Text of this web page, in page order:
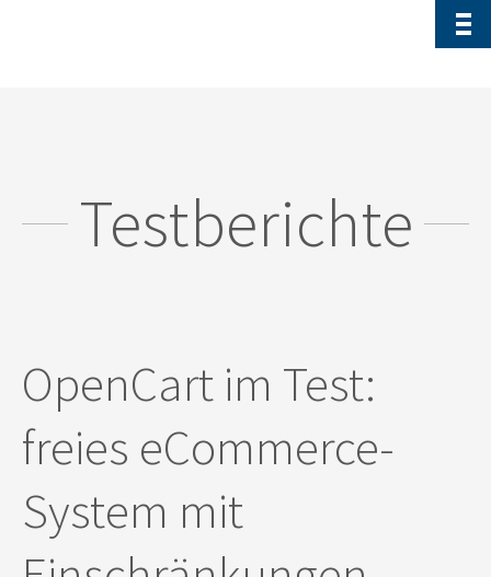
Testberichte
OpenCart im Test:
freies eCommerce-
System mit